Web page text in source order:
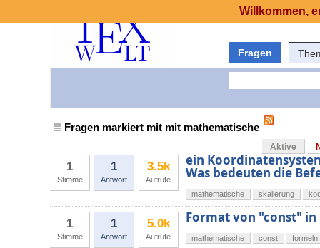
Fragen
Fragen markiert mit mit mathematische
Aktive
1
Stimme
1
Antwort
3.5k
Aufrufe
ein
Was bedeuten die
mathematische skalierung
1
Stimme
1
Antwort
5.0k
Aufrufe
Format von "const"
mathematische const formeln
Willkommen,